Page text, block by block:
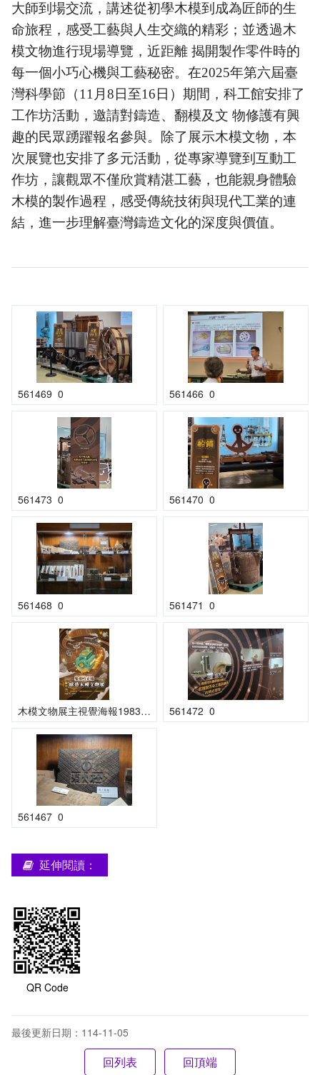
大師到場交流，講述從初學木模到成為匠師的生
命旅程，感受工藝與人生交織的精彩；並透過木
模文物進行現場導覽，近距離 揭開製作零件時的
每一個小巧心機與工藝秘密。在2025年第六屆臺
灣科學節（11月8日至16日）期間，科工館安排了
工作坊活動，邀請對鑄造、翻模及文 物修護有興
趣的民眾踴躍報名參與。除了展示木模文物，本
次展覽也安排了多元活動，從專家導覽到互動工
作坊，讓觀眾不僅欣賞精湛工藝，也能親身體驗
木模的製作過程，感受傳統技術與現代工業的連
結，進一步理解臺灣鑄造文化的深度與價值。
561469_0 561466_0
561473_0 561470_0
561468_0 561471_0
木模文物展主視覺海報1983x1322 px 561472_0
561467_0
延伸閱讀：
QR Code
最後更新日期：114-11-05
回頂端